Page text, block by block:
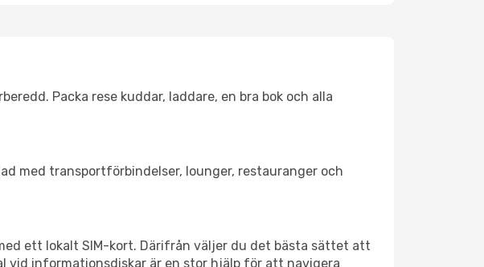
Packa rese kuddar, laddare, en bra bok och alla
med transportförbindelser, lounger, restauranger och
ett lokalt SIM-kort. Därifrån väljer du det bästa sättet att
vid informationsdiskar är en stor hjälp för att navigera